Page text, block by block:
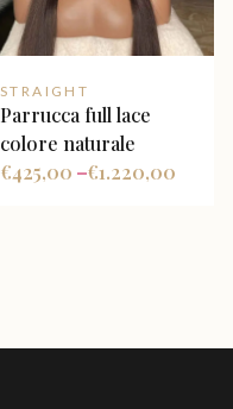
STRAIGHT
Parrucca full lace
colore naturale
425,00
€ – 1.220,00
€